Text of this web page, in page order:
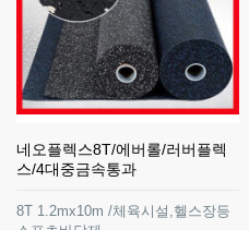
네오플렉스8T/에버롤/러버플렉
스/4대중금속통과
8T 1.2mx10m /체육시설,헬스장등